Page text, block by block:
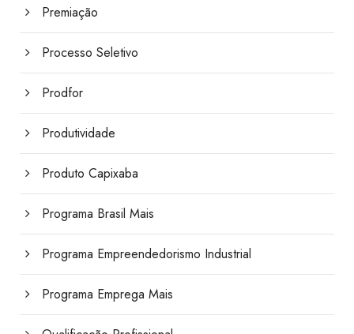
Premiação
Processo Seletivo
Prodfor
Produtividade
Produto Capixaba
Programa Brasil Mais
Programa Empreendedorismo Industrial
Programa Emprega Mais